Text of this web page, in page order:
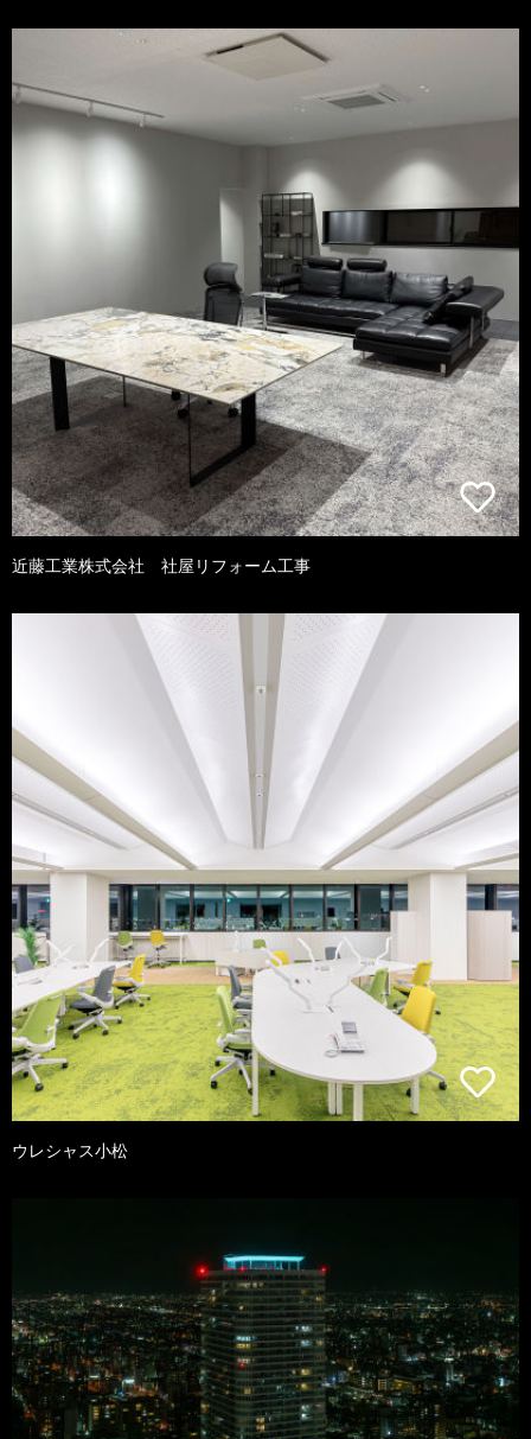
近藤工業株式会社 社屋リフォーム工事
ウレシャス小松